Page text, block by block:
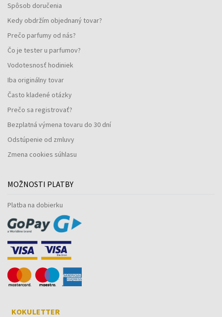
Spôsob doručenia
Kedy obdržím objednaný tovar?
Prečo parfumy od nás?
Čo je tester u parfumov?
Vodotesnosť hodiniek
Iba originálny tovar
Často kladené otázky
Prečo sa registrovať?
Bezplatná výmena tovaru do 30 dní
Odstúpenie od zmluvy
Zmena cookies súhlasu
MOŽNOSTI PLATBY
Platba na dobierku
KOKULETTER